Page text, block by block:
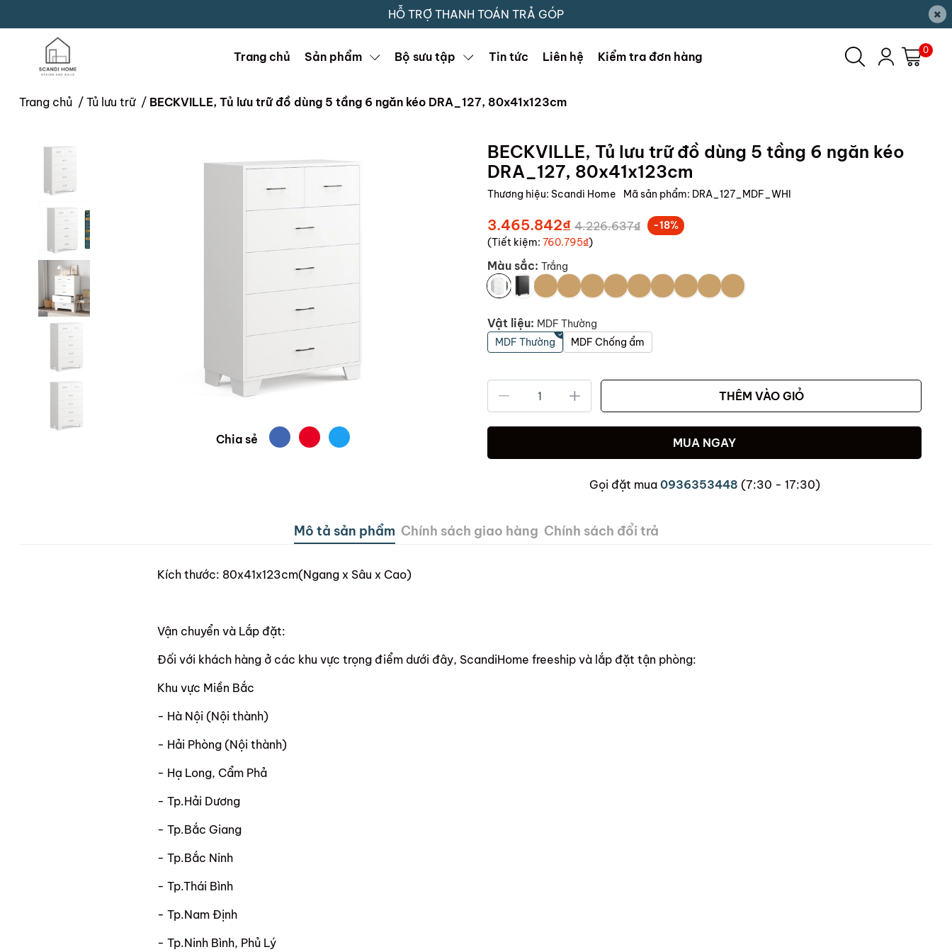
HỖ TRỢ THANH TOÁN TRẢ GÓP ×
Trang chủ Sản phẩm Bộ sưu tập Tin tức Liên hệ Kiểm tra đơn hàng 0
Trang chủ / Tủ lưu trữ / BECKVILLE, Tủ lưu trữ đồ dùng 5 tầng 6 ngăn kéo DRA_127, 80x41x123cm
Chia sẻ
BECKVILLE, Tủ lưu trữ đồ dùng 5 tầng 6 ngăn kéo
DRA_127, 80x41x123cm
Thương hiệu: Scandi Home Mã sản phẩm: DRA_127_MDF_WHI
3.465.842₫ 4.226.637₫
-18%
(Tiết kiệm: 760.795₫)
Màu sắc: Trắng
Vật liệu: MDF Thường
MDF Thường
MDF Chống ẩm
THÊM VÀO GIỎ
MUA NGAY
Gọi đặt mua 0936353448 (7:30 - 17:30)
Mô tả sản phẩm Chính sách giao hàng Chính sách đổi trả
Kích thước: 80x41x123cm(Ngang x Sâu x Cao)
Vận chuyển và Lắp đặt:
Đối với khách hàng ở các khu vực trọng điểm dưới đây, ScandiHome freeship và lắp đặt tận phòng:
Khu vực Miền Bắc
- Hà Nội (Nội thành)
- Hải Phòng (Nội thành)
- Hạ Long, Cẩm Phả
- Tp.Hải Dương
- Tp.Bắc Giang
- Tp.Bắc Ninh
- Tp.Thái Bình
- Tp.Nam Định
- Tp.Ninh Bình, Phủ Lý